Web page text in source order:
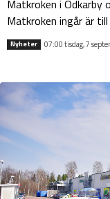
Matkroken i Ödkarby
Matkroken ingår är
Nyheter 07:00 tisdag, 7